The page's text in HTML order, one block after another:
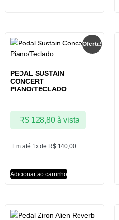
Oferta!
PEDAL SUSTAIN
CONCERT
PIANO/TECLADO
Em até 1x de R$ 140,00
R$128,80 à vista
Adicionar ao carrinho